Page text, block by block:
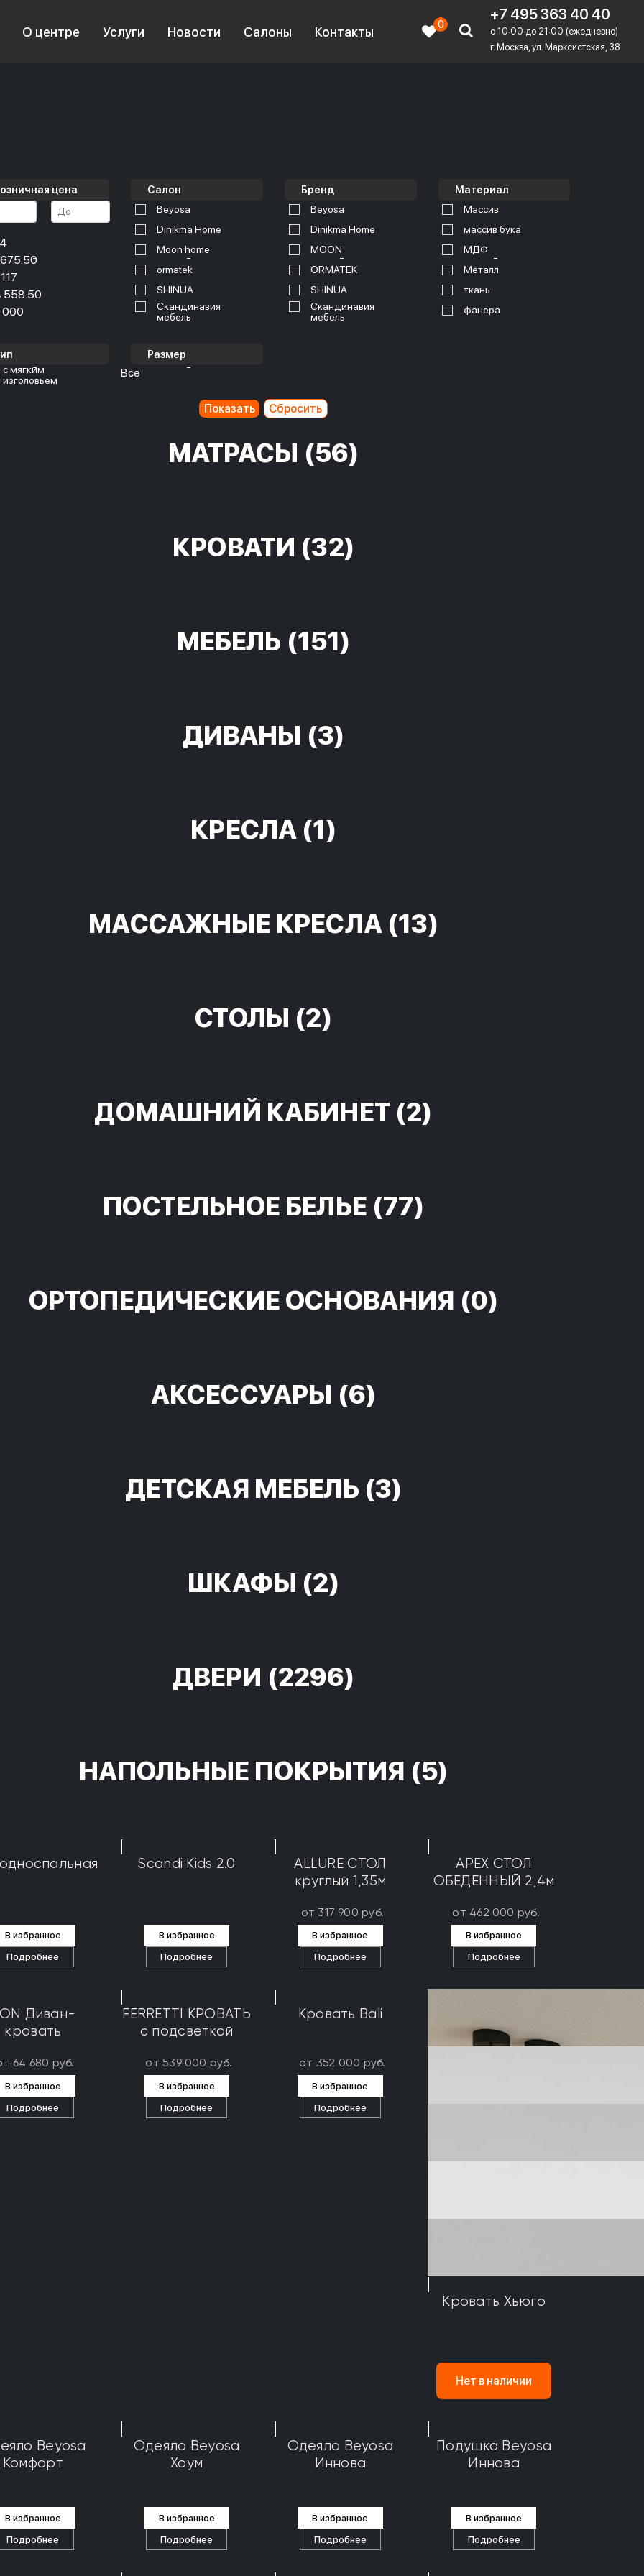
О центре Услуги Новости Салоны Контакты
0
+7 495 363 40 40
c 10:00 до 21:00 (ежедневно)
г. Москва, ул. Марксистская, 38
цена Салон
Beyosa
Dinikma Home
Moon home
ormatek
SHINUA
Скандинавия
мебель
Бренд
Beyosa
Dinikma Home
MOON
ORMATEK
SHINUA
Скандинавия
мебель
Материал
Массив
массив бука
МДФ
Металл
ткань
фанера
с мягким
изголовьем
Размер
Все
МАТРАСЫ (56)
КРОВАТИ (32)
МЕБЕЛЬ (151)
ДИВАНЫ (3)
КРЕСЛА (1)
МАССАЖНЫЕ КРЕСЛА (13)
СТОЛЫ (2)
ДОМАШНИЙ КАБИНЕТ (2)
ПОСТЕЛЬНОЕ БЕЛЬЕ (77)
ОРТОПЕДИЧЕСКИЕ ОСНОВАНИЯ (0)
АКСЕССУАРЫ (6)
ДЕТСКАЯ МЕБЕЛЬ (3)
ШКАФЫ (2)
ДВЕРИ (2296)
НАПОЛЬНЫЕ ПОКРЫТИЯ (5)
В избранное
Подробнее
Scandi Kids 2.0
В избранное
Подробнее
ALLURE СТОЛ
круглый 1,35м
от 317 900 руб.
В избранное
Подробнее
APEX СТОЛ
ОБЕДЕННЫЙ 2,4м
от 462 000 руб.
В избранное
Подробнее
Диван-
кровать
64 680 руб.
В избранное
Подробнее
FERRETTI КРОВАТЬ
с подсветкой
от 539 000 руб.
В избранное
Подробнее
Кровать Bali
от 352 000 руб.
В избранное
Подробнее
Кровать Хьюго
Нет в наличии
Beyosa
Комфорт
В избранное
Подробнее
Одеяло Beyosa
Хоум
В избранное
Подробнее
Одеяло Beyosa
Иннова
В избранное
Подробнее
Подушка Beyosa
Иннова
В избранное
Подробнее